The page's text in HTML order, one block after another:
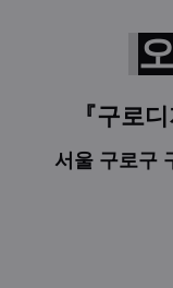
『구로
서울 구로구